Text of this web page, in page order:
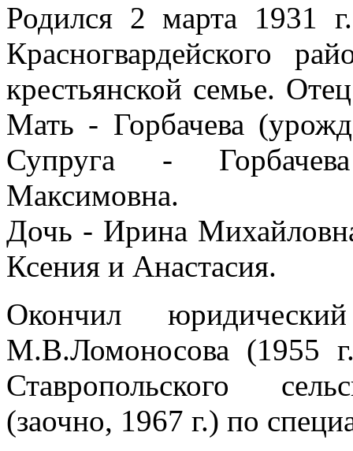
Родился 2 марта 1931
Красногвардейского
крестьянской семье.
Мать - Горбачева
Супруга -
Максимовна.
Дочь - Ирина
Ксения и Анастасия.
Окончил
М.В.Ломоносова (1955
Ставропольского
(заочно, 1967 г.) по